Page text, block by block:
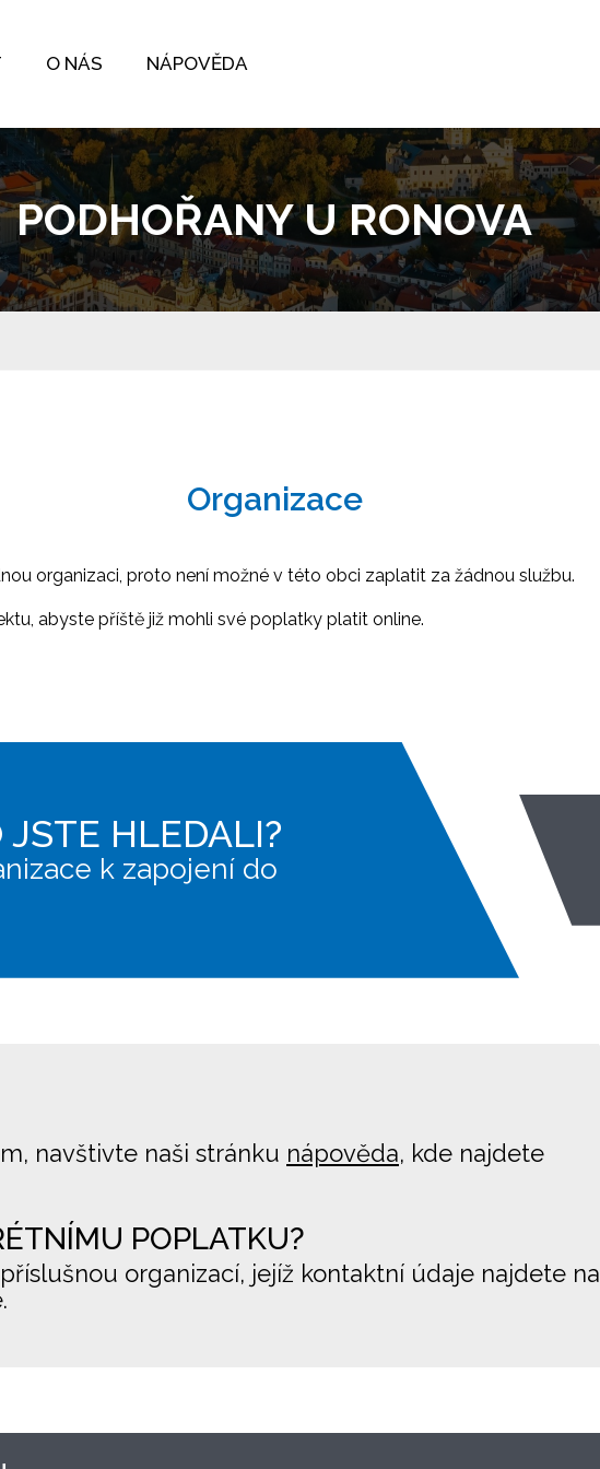
O NÁS NÁPOVĚDA
PODHOŘANY U RONOVA
Organizace
organizaci, proto není možné v této obci zaplatit za žádnou službu.
abyste příště již mohli své poplatky platit online.
HLEDALI?
k zapojení do
navštivte naši stránku nápověda, kde najdete
POPLATKU?
organizací, jejíž kontaktní údaje najdete na